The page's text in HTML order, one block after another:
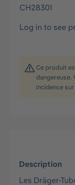
CH28301
Log in to see
Ce produit
dangereuse.
incidence
Description
Les Dräger-